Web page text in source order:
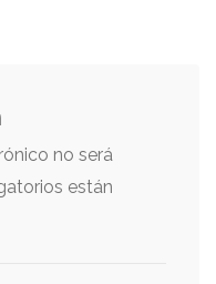
no será
están